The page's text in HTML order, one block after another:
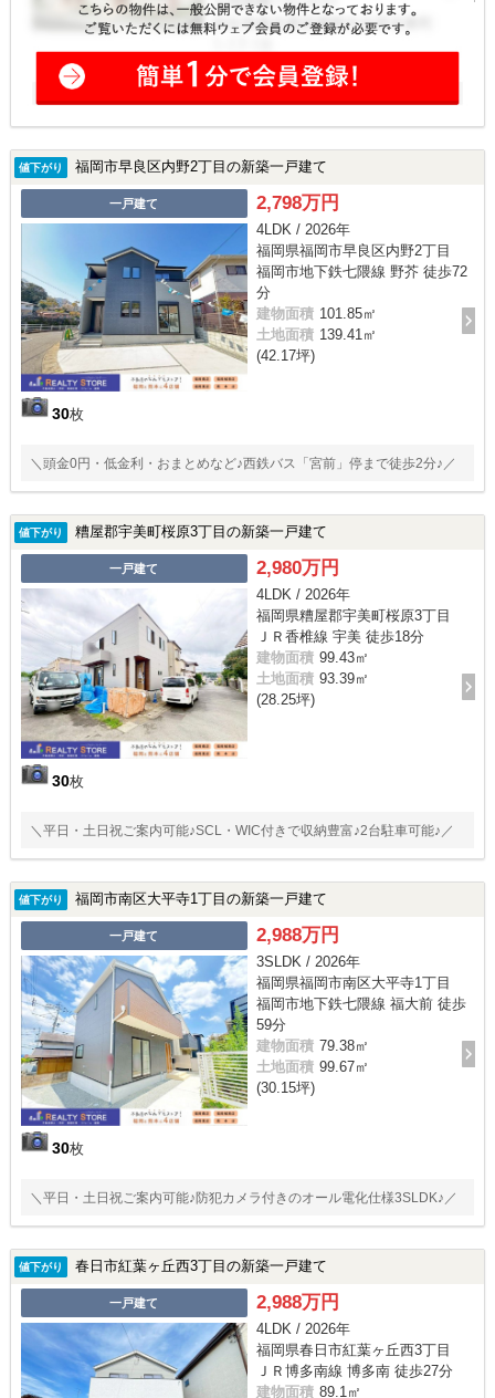
値下がり 福岡市早良区内野2丁目の新築一戸建て
一戸建て
30枚
2,798万円
4LDK / 2026年
福岡県福岡市早良区内野2丁目
福岡市地下鉄七隈線 野芥 徒歩72
分
建物面積 101.85㎡
土地面積 139.41㎡
(42.17坪)
＼頭金0円・低金利・おまとめなど♪西鉄バス「宮前」停まで徒歩2分♪／
値下がり 糟屋郡宇美町桜原3丁目の新築一戸建て
一戸建て
30枚
2,980万円
4LDK / 2026年
福岡県糟屋郡宇美町桜原3丁目
ＪＲ香椎線 宇美 徒歩18分
建物面積 99.43㎡
土地面積 93.39㎡
(28.25坪)
＼平日・土日祝ご案内可能♪SCL・WIC付きで収納豊富♪2台駐車可能♪／
値下がり 福岡市南区大平寺1丁目の新築一戸建て
一戸建て
30枚
2,988万円
3SLDK / 2026年
福岡県福岡市南区大平寺1丁目
福岡市地下鉄七隈線 福大前 徒歩
59分
建物面積 79.38㎡
土地面積 99.67㎡
(30.15坪)
＼平日・土日祝ご案内可能♪防犯カメラ付きのオール電化仕様3SLDK♪／
値下がり 春日市紅葉ヶ丘西3丁目の新築一戸建て
一戸建て 2,988万円
4LDK / 2026年
福岡県春日市紅葉ヶ丘西3丁目
ＪＲ博多南線 博多南 徒歩27分
建物面積 89.1㎡